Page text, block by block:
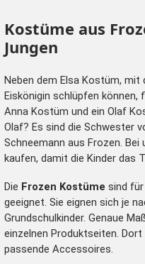
Kostüme aus
Jungen
Neben dem Elsa Kostüm, mit
Eiskönigin schlüpfen können,
Anna Kostüm und ein Olaf
Olaf? Es sind die Schwester
Schneemann aus Frozen. Bei
kaufen, damit die Kinder das
Die Frozen Kostüme sind
geeignet. Sie eignen sich je
Grundschulkinder. Genaue
einzelnen Produktseiten.
passende Accessoires.